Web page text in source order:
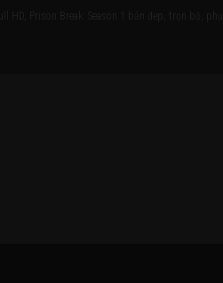
HD, Prison Break: Season 1 bản đẹp, trọn bộ, phụ